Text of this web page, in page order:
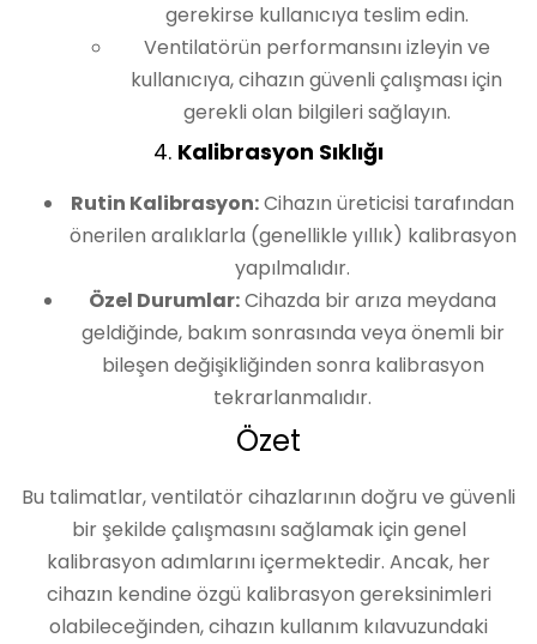
gerekirse kullanıcıya teslim edin.
Ventilatörün performansını izleyin ve
kullanıcıya, cihazın güvenli çalışması için
gerekli olan bilgileri sağlayın.
4. Kalibrasyon Sıklığı
Rutin Kalibrasyon:Cihazın üreticisi tarafından
önerilen aralıklarla (genellikle yıllık) kalibrasyon
yapılmalıdır.
Özel Durumlar:Cihazda bir arıza meydana
geldiğinde, bakım sonrasında veya önemli bir
bileşen değişikliğinden sonra kalibrasyon
tekrarlanmalıdır.
Özet
Bu talimatlar, ventilatör cihazlarının doğru ve güvenli
bir şekilde çalışmasını sağlamak için genel
kalibrasyon adımlarını içermektedir. Ancak, her
cihazın kendine özgü kalibrasyon gereksinimleri
olabileceğinden, cihazın kullanım kılavuzundaki